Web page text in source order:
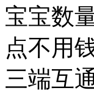
宝宝数
点不用
三端互